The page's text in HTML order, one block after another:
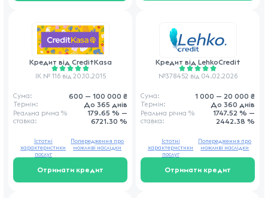
Кредит від CreditKasa
ІК № 116 від 20.10.2015
Сума: 600 — 100 000 ₴
Термін: До 365 днів
Реальна річна %
ставка:
179.65 % —
6721.30 %
Отримати кредит
Істотні
характеристики
послуг
Попередження про
можливі наслідки
Кредит від LehkoCredit
№378452 від 04.02.2026
Сума: 1 000 — 20 000 ₴
Термін: До 360 днів
Реальна річна %
ставка:
1747.52 % —
2442.38 %
Отримати кредит
Істотні
характеристики
послуг
Попередження про
можливі наслідки